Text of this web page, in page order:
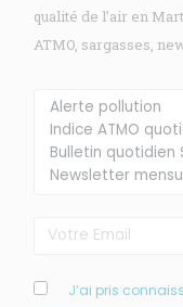
qualité de l’air en
ATMO, sargasses,
J’ai pris
Membre de